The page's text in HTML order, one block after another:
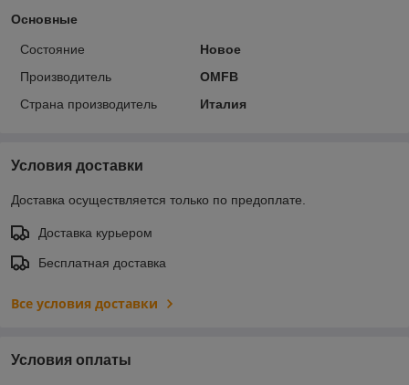
Основные
Состояние
Новое
Производитель
OMFB
Страна производитель
Италия
Условия доставки
Доставка осуществляется только по предоплате.
Доставка курьером
Бесплатная доставка
Все условия доставки
Условия оплаты